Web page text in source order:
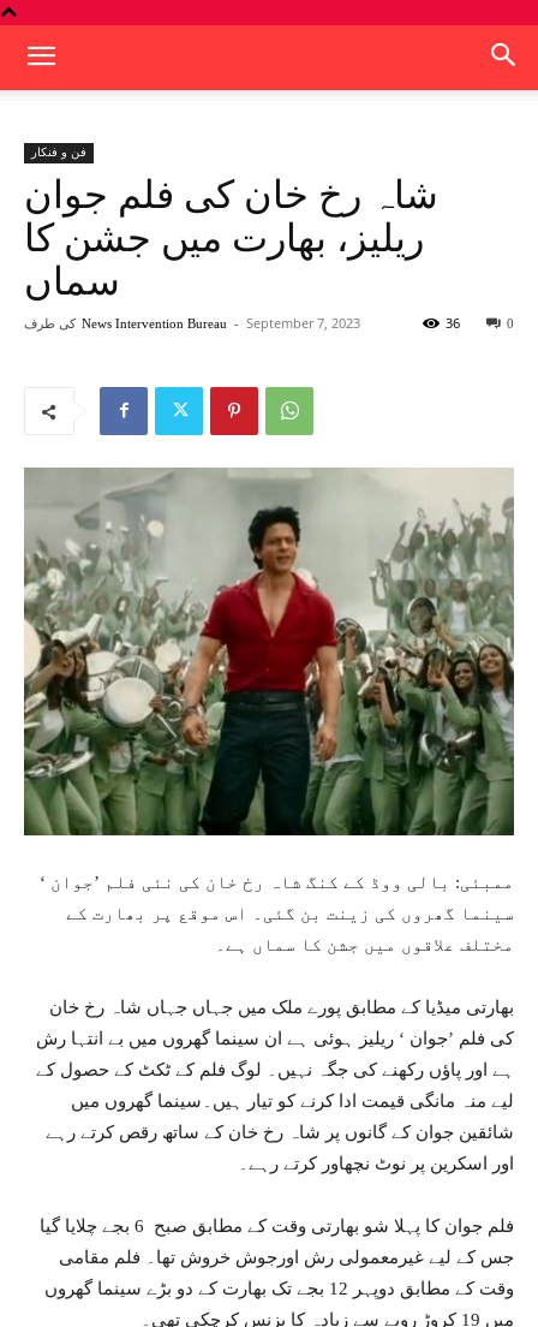
فن و فنکار
شاہ رخ خان کی فلم جوان
ریلیز، بھارت میں جشن کا
سماں
کی طرف News Intervention Bureau - September 7, 2023 0
36
ممبئی: بالی ووڈ کے کنگ شاہ رخ خان کی نئی فلم ’جوان ‘
سینما گھروں کی زینت بن گئی۔ اس موقع پر بھارت کے
مختلف علاقوں میں جشن کا سماں ہے۔
بھارتی میڈیا کے مطابق پورے ملک میں جہاں جہاں شاہ رخ خان
کی فلم ’جوان ‘ ریلیز ہوئی ہے ان سینما گھروں میں بے انتہا رش
ہے اور پاؤں رکھنے کی جگہ نہیں۔ لوگ فلم کے ٹکٹ کے حصول کے
لیے منہ مانگی قیمت ادا کرنے کو تیار ہیں۔سینما گھروں میں
شائقین جوان کے گانوں پر شاہ رخ خان کے ساتھ رقص کرتے رہے
اور اسکرین پر نوٹ نچھاور کرتے رہے۔
فلم جوان کا پہلا شو بھارتی وقت کے مطابق صبح 6 بجے چلایا گیا
جس کے لیے غیرمعمولی رش اورجوش خروش تھا۔ فلم مقامی
وقت کے مطابق دوپہر 12 بجے تک بھارت کے دو بڑے سینما گھروں
میں 19 کروڑ روپے سے زیادہ کا بزنس کرچکی تھی۔